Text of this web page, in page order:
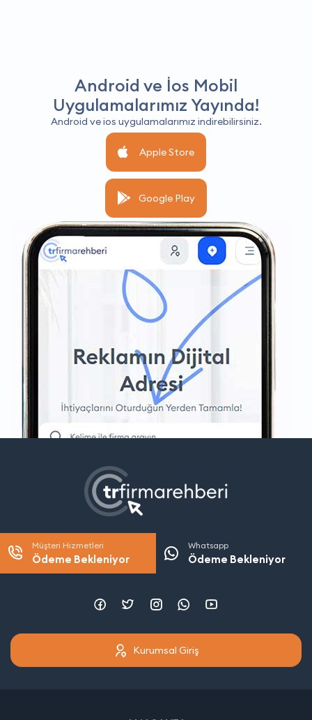
Android ve İos Mobil
Uygulamalarımız Yayında!
Android ve ios uygulamalarımız indirebilirsiniz.
Apple Store
Google Play
Müşteri Hizmetleri
Ödeme Bekleniyor
Whatsapp
Ödeme Bekleniyor
Kurumsal Giriş